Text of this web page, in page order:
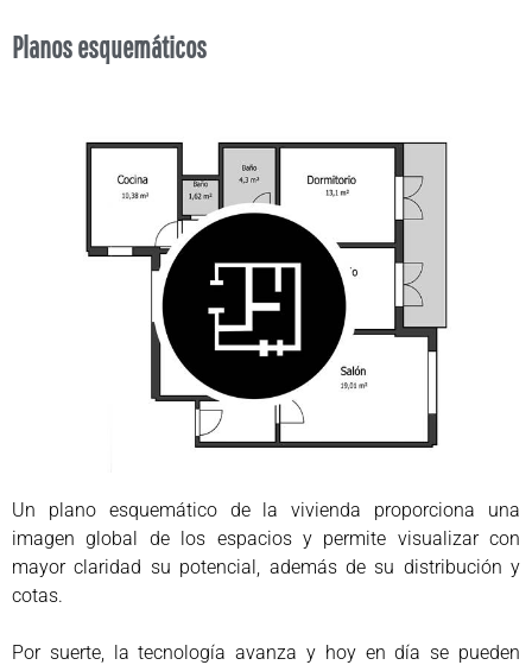
Planos esquemáticos
Un plano esquemático de la vivienda proporciona una
imagen global de los espacios y permite visualizar con
mayor claridad su potencial, además de su distribución y
cotas.
Por suerte, la tecnología avanza y hoy en día se pueden